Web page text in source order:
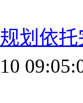
划依